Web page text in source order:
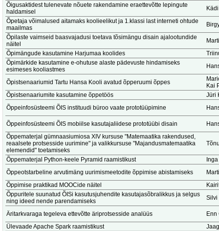
Õigusaktidest tulenevate nõuete rakendamine eraettevõtte lepingute
haldamisel
Õpetaja võimalused aitamaks koolieelikut ja 1.klassi last interneti ohtude
maailmas
Õpilaste vaimseid baasvajadusi toetava tõsimängu disain ajalootundide
näitel
Õpimängude kasutamine Harjumaa koolides
Õpimärkide kasutamine e-ohutuse alaste pädevuste hindamiseks
esimeses kooliastmes
Õpistsenaariumid Tartu Hansa Kooli avatud õpperuumi õppes
Kai
Õpistsenaariumite kasutamine õppetöös
Jüri
Õppeinfosüsteemi ÕIS instituudi büroo vaate prototüüpimine
Õppeinfosüsteemi ÕIS mobiilse kasutajaliidese prototüübi disain
Õppematerjal gümnaasiumiosa XIV kursuse "Matemaatika rakendused,
reaalsete protsesside uurimine" ja valikkursuse "Majandusmatemaatika
elemendid" toetamiseks
Õppematerjal Python-keele Pyramid raamistikust
Õppeotstarbeline arvutimäng uurimismeetodite õppimise abistamiseks
Õppimise praktikad MOOCide näitel
Õppuritele suunatud ÕISi kasutusjuhendite kasutajasõbralikkus ja selgus
ning ideed nende parendamiseks
Silvi
Äritarkvaraga tegeleva ettevõtte äriprotsesside analüüs
Enn
Ülevaade Apache Spark raamistikust